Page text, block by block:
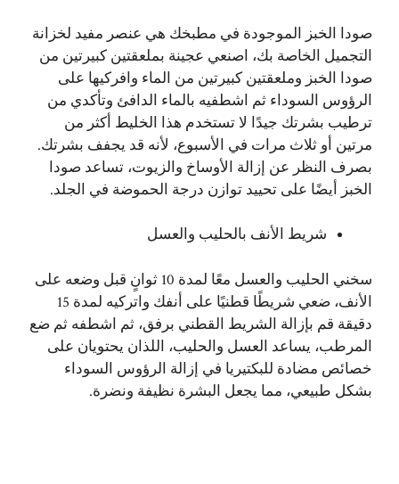
صودا الخبز الموجودة في مطبخك هي عنصر مفيد لخزانة
التجميل الخاصة بك، اصنعي عجينة بملعقتين كبيرتين من
صودا الخبز وملعقتين كبيرتين من الماء وافركيها على
الرؤوس السوداء ثم اشطفيه بالماء الدافئ وتأكدي من
ترطيب بشرتك جيدًا لا تستخدم هذا الخليط أكثر من
مرتين أو ثلاث مرات في الأسبوع، لأنه قد يجفف بشرتك.
بصرف النظر عن إزالة الأوساخ والزيوت، تساعد صودا
الخبز أيضًا على تحييد توازن درجة الحموضة في الجلد.
شريط الأنف بالحليب والعسل
سخني الحليب والعسل معًا لمدة 10 ثوانٍ قبل وضعه على
الأنف، ضعي شريطًا قطنيًا على أنفك واتركيه لمدة 15
دقيقة قم بإزالة الشريط القطني برفق، ثم اشطفه ثم ضع
المرطب، يساعد العسل والحليب، اللذان يحتويان على
خصائص مضادة للبكتيريا في إزالة الرؤوس السوداء
بشكل طبيعي، مما يجعل البشرة نظيفة ونضرة.